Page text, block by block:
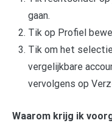
gaan.
Tik op Profiel
Tik om het
vergelijkbare
vervolgens op
Waarom krijg ik